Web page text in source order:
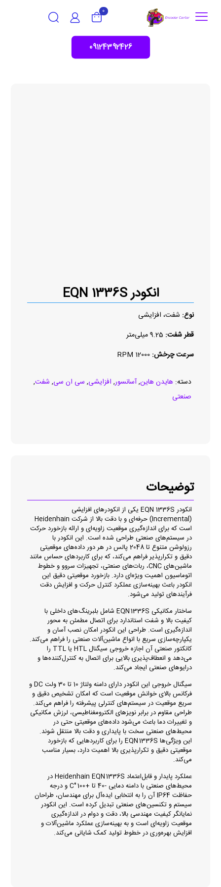
0
09124392426
انکودر EQN 1336S
نوع: شفت، افزایشی
قطر شفت: 9.25 میلی‌متر
سرعت چرخش:12000 RPM
دسته:هایدن هاین,آسانسور, افزایشی, سی ان سی, شفت,
صنعتی
توضیحات
انکودر EQN 1336S یکی از انکودرهای افزایشی
(Incremental) حرفه‌ای و با دقت بالا از شرکت Heidenhain
است که برای اندازه‌گیری موقعیت زاویه‌ای و ارائه بازخورد حرکت
در سیستم‌های صنعتی طراحی شده است. این انکودر با
رزولوشن متنوع تا 2048 پالس در هر دور داده‌های موقعیتی
دقیق و تکرارپذیر فراهم می‌کند، که برای کاربردهای حساس مانند
ماشین‌های CNC، ربات‌های صنعتی، تجهیزات سروو و خطوط
اتوماسیون اهمیت ویژه‌ای دارد. بازخورد موقعیتی دقیق این
انکودر باعث بهینه‌سازی عملکرد کنترل حرکت و افزایش دقت
فرآیندهای تولید می‌شود.
ساختار مکانیکی EQN 1336S شامل بلبرینگ‌های داخلی با
کیفیت بالا و شفت استاندارد برای اتصال مطمئن به محور
اندازه‌گیری است. طراحی این انکودر امکان نصب آسان و
یکپارچه‌سازی سریع با انواع ماشین‌آلات صنعتی را فراهم می‌کند.
کانکتور صنعتی آن اجازه خروجی سیگنال HTL یا TTL را
می‌دهد و انعطاف‌پذیری بالایی برای اتصال به کنترل‌کننده‌ها و
درایوهای صنعتی ایجاد می‌کند.
سیگنال خروجی این انکودر دارای دامنه ولتاژ 10 تا 30 ولت DC و
فرکانس بالای خوانش موقعیت است که امکان تشخیص دقیق و
سریع موقعیت در سیستم‌های کنترلی پیشرفته را فراهم می‌کند.
طراحی مقاوم در برابر نویزهای الکترومغناطیسی، لرزش مکانیکی
و تغییرات دما باعث می‌شود داده‌های موقعیتی حتی در
محیط‌های صنعتی سخت با پایداری و دقت بالا منتقل شوند.
این ویژگی‌ها EQN 1336S را برای کاربردهایی که بازخورد
موقعیتی دقیق و تکرارپذیری بالا اهمیت دارد، بسیار مناسب
می‌کند.
عملکرد پایدار و قابل‌اعتماد Heidenhain EQN 1336S در
محیط‌های صنعتی با دامنه دمایی -40 تا +100 °C و درجه
حفاظت IP64 آن را به انتخابی ایده‌آل برای مهندسان، طراحان
سیستم و تکنسین‌های صنعتی تبدیل کرده است. این انکودر
نمایانگر کیفیت مهندسی بالا، دقت و دوام در اندازه‌گیری
موقعیت زاویه‌ای است و به بهینه‌سازی عملکرد ماشین‌آلات و
افزایش بهره‌وری در خطوط تولید کمک شایانی می‌کند.